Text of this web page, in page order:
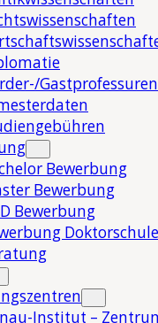
Gastprofessuren
Bewerbung
Bewerbung
Bewerbung
Institut –